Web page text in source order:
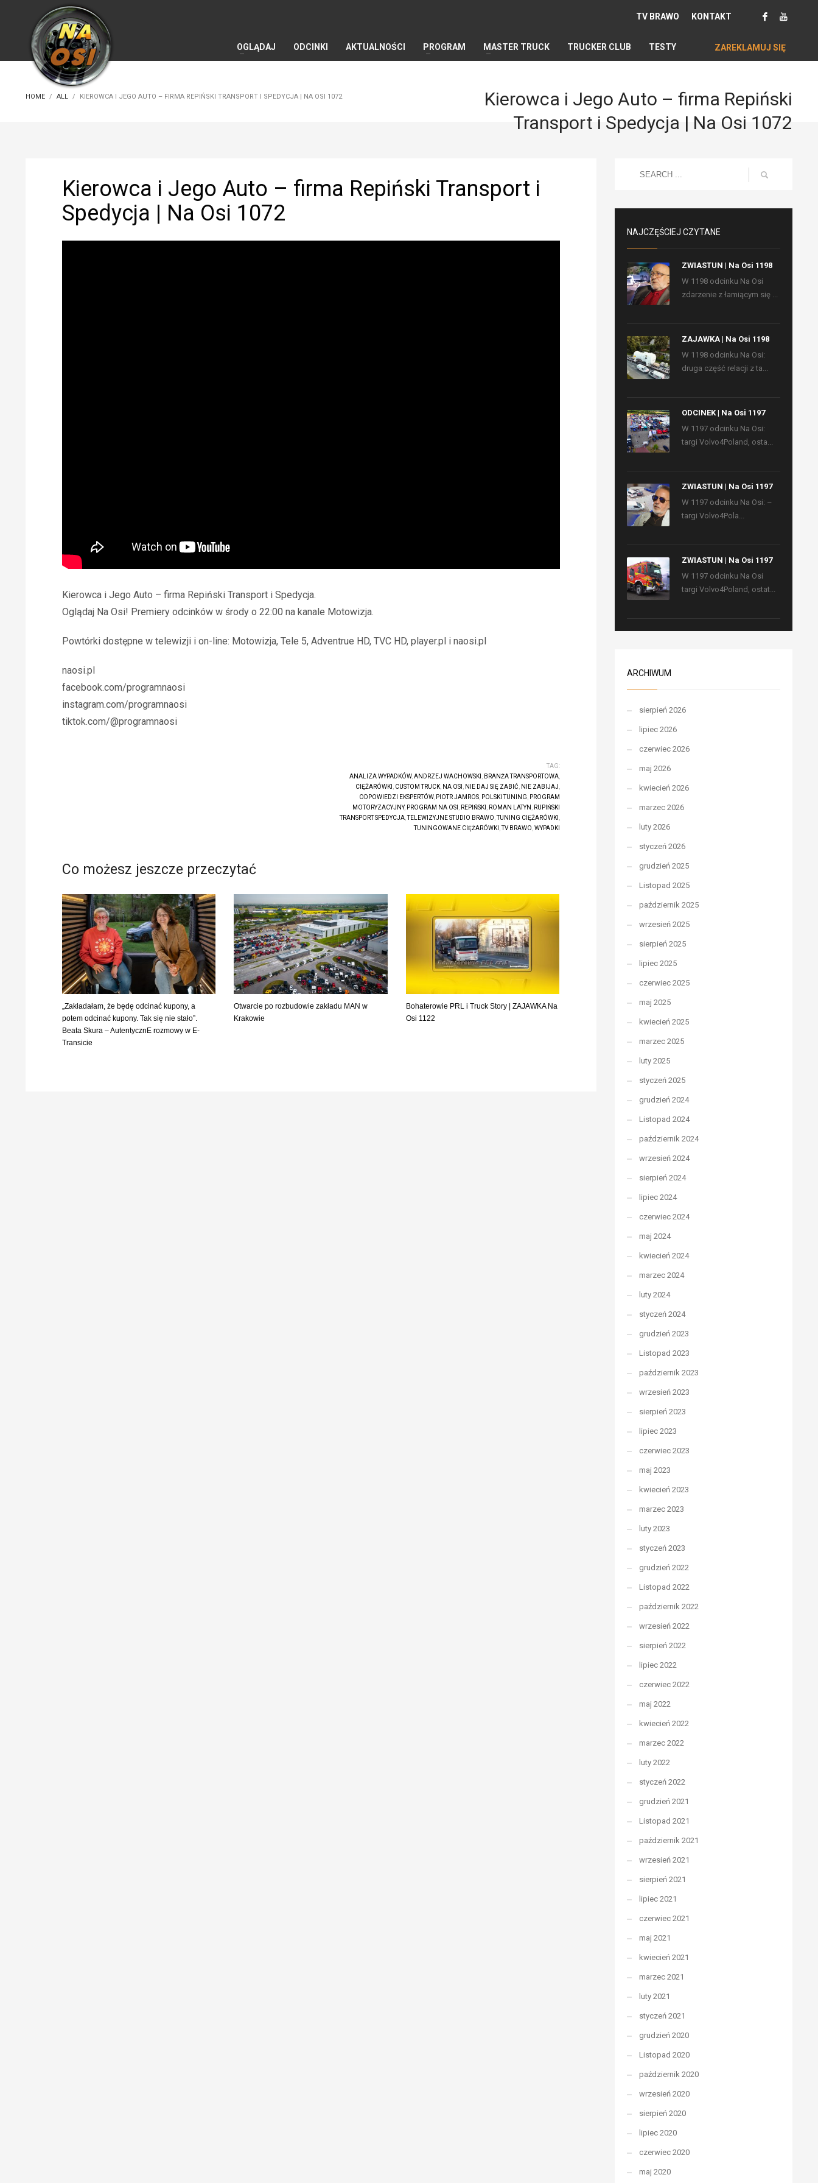
TV BRAWO KONTAKT
OGLĄDAJ ODCINKI AKTUALNOŚCI PROGRAM MASTER TRUCK TRUCKER CLUB TESTY ZAREKLAMUJ SIĘ
HOME ALL KIEROWCA I JEGO AUTO – FIRMA REPIŃSKI TRANSPORT I SPEDYCJA | NA OSI 1072
Kierowca i Jego Auto – firma Repiński
Transport i Spedycja | Na Osi 1072
Kierowca i Jego Auto – firma Repiński Transport i
Spedycja | Na Osi 1072
Kierowca i Jego Auto – firma Repiński Transport i Spedycja.
Oglądaj Na Osi! Premiery odcinków w środy o 22:00 na kanale Motowizja.
Powtórki dostępne w telewizji i on-line: Motowizja, Tele 5, Adventrue HD, TVC HD, player.pl i naosi.pl
naosi.pl
facebook.com/programnaosi
instagram.com/programnaosi
tiktok.com/@programnaosi
TAG:
ANALIZA WYPADKÓW, ANDRZEJ WACHOWSKI BRANŻA TRANSPORTOWA,
CIĘŻARÓWKI
CUSTOM TRUCK, NA OSI NIE DAJ SIĘ ZABIĆ NIE ZABIJAJ
ODPOWIEDZI EKSPERTÓW, PIOTR JAMROS, POLSKI TUNING
PROGRAM
MOTORYZACYJNY, PROGRAM NA OSI REPIŃSKI ROMAN LATYN
RUPIŃSKI
TRANSPORT SPEDYCJA,TELEWIZYJNE STUDIO BRAWO ,TUNING CIĘŻARÓWKI
TUNINGOWANE CIĘŻARÓWKI ,TV BRAWO WYPADKI
Co możesz jeszcze przeczytać
„Zakładałam, że będę odcinać kupony, a
potem odcinać kupony. Tak się nie stało”.
Beata Skura – AutentycznE rozmowy w E-
Transicie
Otwarcie po rozbudowie zakładu MAN w
Krakowie
Bohaterowie PRL i Truck Story | ZAJAWKA Na
Osi 1122
NAJCZĘŚCIEJ CZYTANE
ZWIASTUN | Na Osi 1198
W 1198 odcinku Na Osi
zdarzenie z łamiącym się ...
ZAJAWKA | Na Osi 1198
W 1198 odcinku Na Osi:
druga część relacji z ta...
ODCINEK | Na Osi 1197
W 1197 odcinku Na Osi:
targi Volvo4Poland, osta...
ZWIASTUN | Na Osi 1197
W 1197 odcinku Na Osi: –
targi Volvo4Pola...
ZWIASTUN | Na Osi 1197
W 1197 odcinku Na Osi
targi Volvo4Poland, ostat...
ARCHIWUM
sierpień 2026
lipiec 2026
czerwiec 2026
maj 2026
kwiecień 2026
marzec 2026
luty 2026
styczeń 2026
grudzień 2025
Listopad 2025
październik 2025
wrzesień 2025
sierpień 2025
lipiec 2025
czerwiec 2025
maj 2025
kwiecień 2025
marzec 2025
luty 2025
styczeń 2025
grudzień 2024
Listopad 2024
październik 2024
wrzesień 2024
sierpień 2024
lipiec 2024
czerwiec 2024
maj 2024
kwiecień 2024
marzec 2024
luty 2024
styczeń 2024
grudzień 2023
Listopad 2023
październik 2023
wrzesień 2023
sierpień 2023
lipiec 2023
czerwiec 2023
maj 2023
kwiecień 2023
marzec 2023
luty 2023
styczeń 2023
grudzień 2022
Listopad 2022
październik 2022
wrzesień 2022
sierpień 2022
lipiec 2022
czerwiec 2022
maj 2022
kwiecień 2022
marzec 2022
luty 2022
styczeń 2022
grudzień 2021
Listopad 2021
październik 2021
wrzesień 2021
sierpień 2021
lipiec 2021
czerwiec 2021
maj 2021
kwiecień 2021
marzec 2021
luty 2021
styczeń 2021
grudzień 2020
Listopad 2020
październik 2020
wrzesień 2020
sierpień 2020
lipiec 2020
czerwiec 2020
maj 2020